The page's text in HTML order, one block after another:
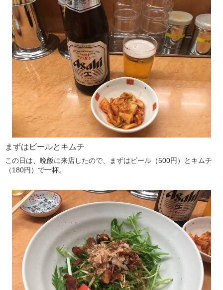
まずはビールとキムチ
この日は、晩飯に来店したので、まずはビール（500円）とキムチ
（180円）で一杯。